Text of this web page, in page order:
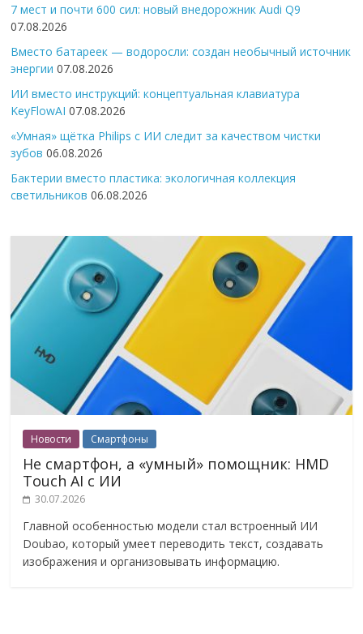
7 мест и почти 600 сил: новый внедорожник Audi Q9
07.08.2026
Вместо батареек — водоросли: создан необычный источник
энергии 07.08.2026
ИИ вместо инструкций: концептуальная клавиатура
KeyFlowAI 07.08.2026
«Умная» щётка Philips с ИИ следит за качеством чистки
зубов 06.08.2026
Бактерии вместо пластика: экологичная коллекция
светильников 06.08.2026
Новости Смартфоны
Не смартфон, а «умный» помощник: HMD
Touch AI с ИИ
30.07.2026
Главной особенностью модели стал встроенный ИИ
Doubao, который умеет переводить текст, создавать
изображения и организовывать информацию.